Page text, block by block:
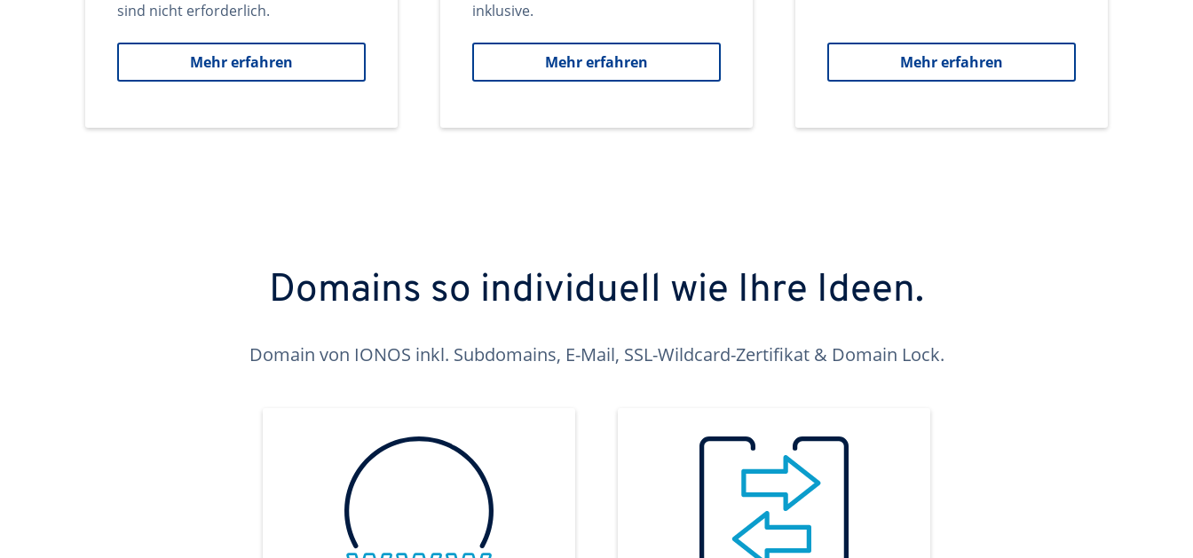
sind nicht erforderlich.
Mehr erfahren
inklusive.
Mehr erfahren Mehr erfahren
Domains so individuell wie Ihre Ideen.
Domain von IONOS inkl. Subdomains, E-Mail, SSL-Wildcard-Zertifikat & Domain Lock.